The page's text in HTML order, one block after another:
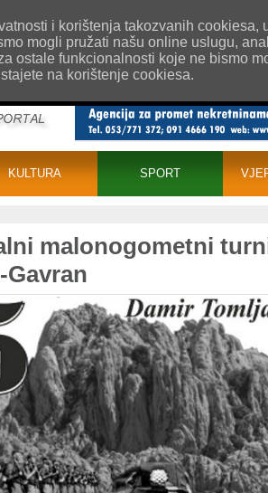
Impresum Uvjeti korištenja
KULTURA SPORT
malonogometni
i korištenja takozvanih cookiesa,
mogli pružati našu online uslugu,
ostale funkcionalnosti koje ne bismo
na korištenje cookiesa.